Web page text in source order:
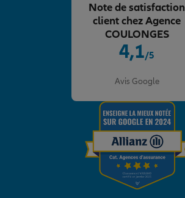
Placements financiers
Investissements immobiliers
Transmission
Départ à la retraite
Préparer l’avenir
Assurance habitation
Le Pack Famille
Garantie des accidents de la vie
Allianz en France
4,1/5
Avis Google
Note de satisfaction
client chez Agence
COULONGES